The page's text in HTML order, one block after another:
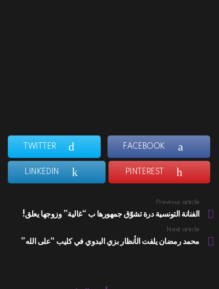
FACEBOOK
TWITTER
PINTEREST
LINKEDIN
more
Previous article
الفنانة التونسية درة تشوّق جمهورها ب “غالية” وزوجها يعلق!
Next article
محمد رمضان يلفت الأنظار بزي البدوي في كليب “على الله”